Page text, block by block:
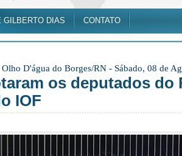
GILBERTO DIAS CONTATO
Olho D'água do Borges/RN - Sábado, 08 de
os deputados do
IOF